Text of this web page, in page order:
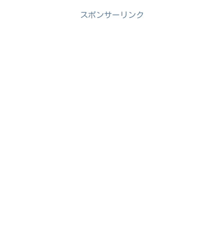
スポンサーリンク